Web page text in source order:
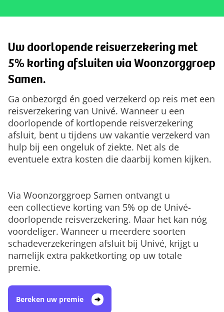
Uw doorlopende reisverzekering met
5% korting afsluiten via Woonzorggroep
Samen.
Ga onbezorgd én goed verzekerd op reis met een
reisverzekering van Univé. Wanneer u een
doorlopende of kortlopende reisverzekering
afsluit, bent u tijdens uw vakantie verzekerd van
hulp bij een ongeluk of ziekte. Net als de
eventuele extra kosten die daarbij komen kijken.
Via Woonzorggroep Samen ontvangt u
een collectieve korting van 5% op de Univé-
doorlopende reisverzekering. Maar het kan nóg
voordeliger. Wanneer u meerdere soorten
schadeverzekeringen afsluit bij Univé, krijgt u
namelijk extra pakketkorting op uw totale
premie.​​​​
Bereken uw premie